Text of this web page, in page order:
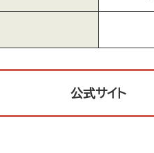
公式サイト